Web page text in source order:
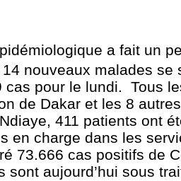
a fait un
nouveaux malades
cas pour le lundi. Tous
de Dakar et les 8
411 patients ont
en charge dans les
73.666 cas positifs de
sont aujourd’hui sous